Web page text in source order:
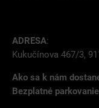
ADRESA:
Kukučínova 467/3,
Ako sa k nám
Bezplatné